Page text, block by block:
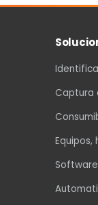
Captura
Software